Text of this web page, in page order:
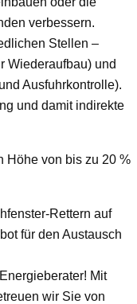
verbessern.
Stellen –
Wiederaufbau) und
Ausfuhrkontrolle).
und damit indirekte
Höhe von bis zu 20 %
Rettern auf
für den Austausch
Mit
wir Sie von